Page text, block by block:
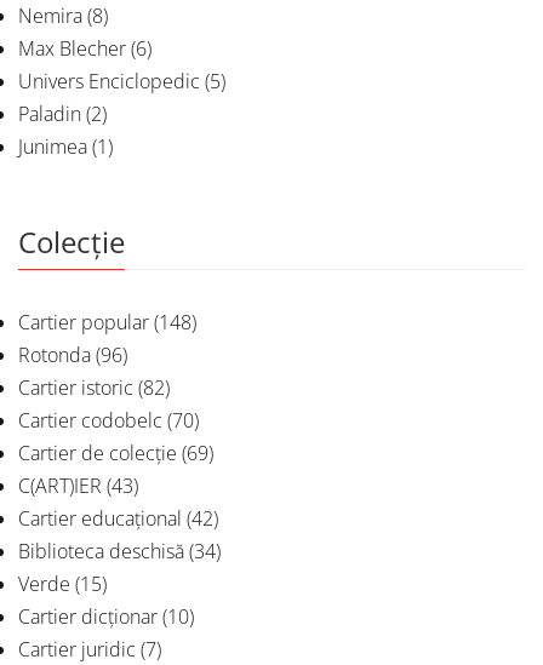
Nemira(8)
Max Blecher(6)
Univers Enciclopedic (5)
Paladin(2)
Junimea(1)
Colecție
Cartier popular(148)
Rotonda(96)
Cartier istoric (82)
Cartier codobelc (70)
Cartier de colecție (69)
C(ART)IER (43)
Cartier educațional (42)
Biblioteca deschisă(34)
Verde (15)
Cartier dicționar(10)
Cartier juridic (7)